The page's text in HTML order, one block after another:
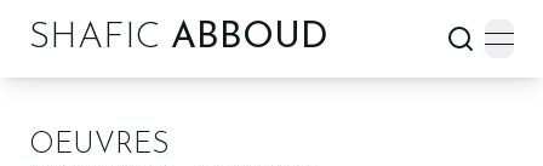
SHAFIC ABBOUD
OEUVRES